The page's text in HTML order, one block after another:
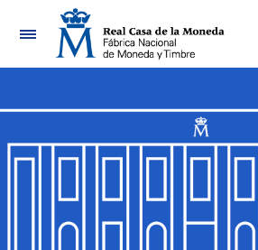
Nabigazioa
Erakutsi/Ezkutatu
Erakutsi/Ezkutatu